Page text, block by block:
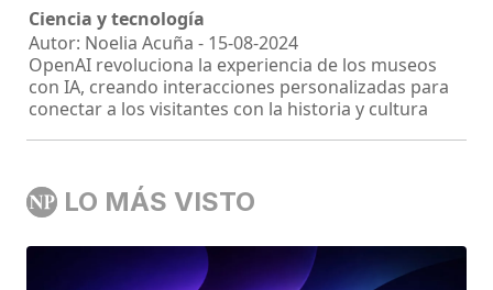
Ciencia y tecnología
Autor: Noelia Acuña - 15-08-2024
OpenAI revoluciona la experiencia de los museos
con IA, creando interacciones personalizadas para
conectar a los visitantes con la historia y cultura
LO MÁS VISTO